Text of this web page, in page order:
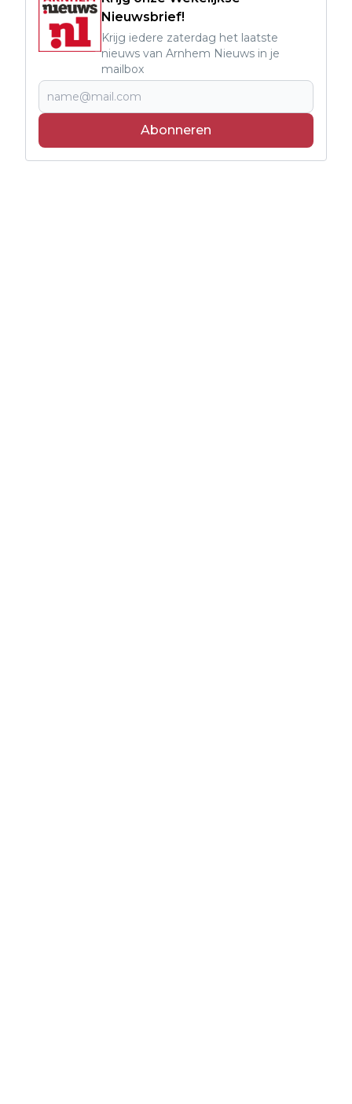
Nieuwsbrief!
Krijg iedere zaterdag het laatste
nieuws van Arnhem Nieuws in je
mailbox
Abonneren